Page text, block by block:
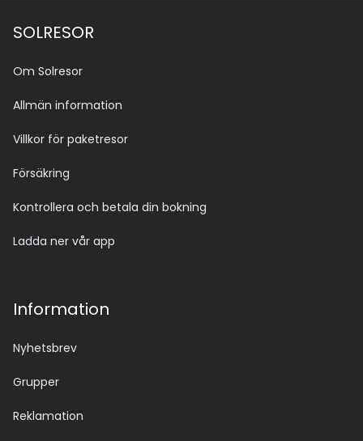
SOLRESOR
Om Solresor
Allmän information
Villkor för paketresor
Försäkring
Kontrollera och betala din bokning
Ladda ner vår app
Information
Nyhetsbrev
Grupper
Reklamation